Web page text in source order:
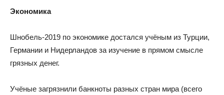
Экономика
Шнобель-2019 по экономике достался учёным из Турции,
Германии и Нидерландов за изучение в прямом смысле
грязных денег.
Учёные загрязнили банкноты разных стран мира (всего